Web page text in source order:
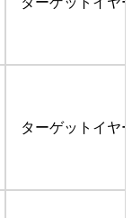
ターゲットイヤ